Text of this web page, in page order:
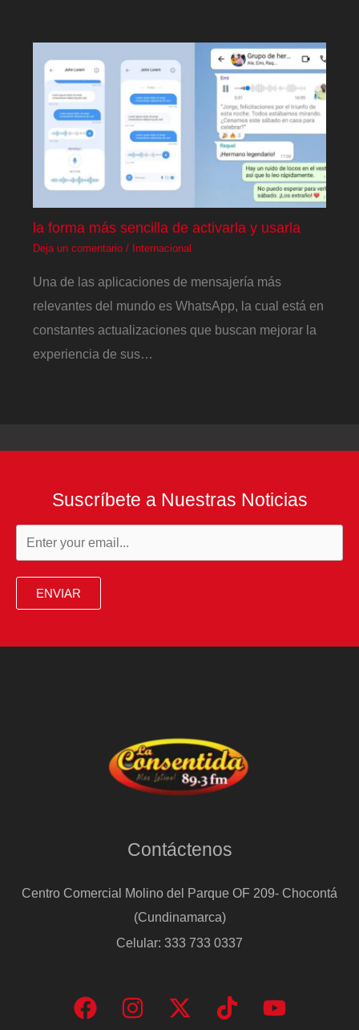
la forma más sencilla de activarla y usarla
Deja un comentario / Internacional
Una de las aplicaciones de mensajería más
relevantes del mundo es WhatsApp, la cual está en
constantes actualizaciones que buscan mejorar la
experiencia de sus…
Suscríbete a Nuestras Noticias
ENVIAR
Contáctenos
Centro Comercial Molino del Parque OF 209- Chocontá
(Cundinamarca)
Celular: 333 733 0337